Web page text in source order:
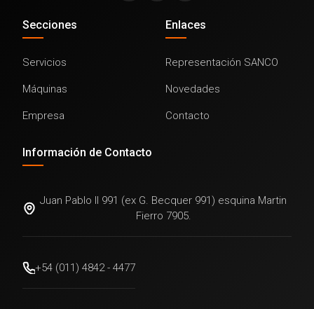
Secciones
Servicios
Máquinas
Empresa
Enlaces
Representación SANCO
Novedades
Contacto
Información de Contacto
Juan Pablo II 991 (ex G. Becquer 991) esquina Martin
Fierro 7905.
+54 (011) 4842 - 4477